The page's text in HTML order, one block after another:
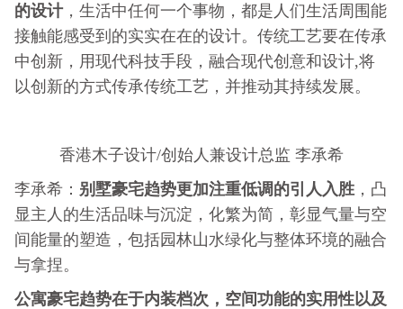
的设计，生活中任何一个事物，都是人们生活周围能
接触能感受到的实实在在的设计。传统工艺要在传承
中创新，用现代科技手段，融合现代创意和设计,将
以创新的方式传承传统工艺，并推动其持续发展。
香港木子设计/创始人兼设计总监 李承希
李承希： 别墅豪宅趋势更加注重低调的引人入胜，凸
显主人的生活品味与沉淀，化繁为简，彰显气量与空
间能量的塑造，包括园林山水绿化与整体环境的融合
与拿捏。
公寓豪宅趋势在于内装档次，空间功能的实用性以及